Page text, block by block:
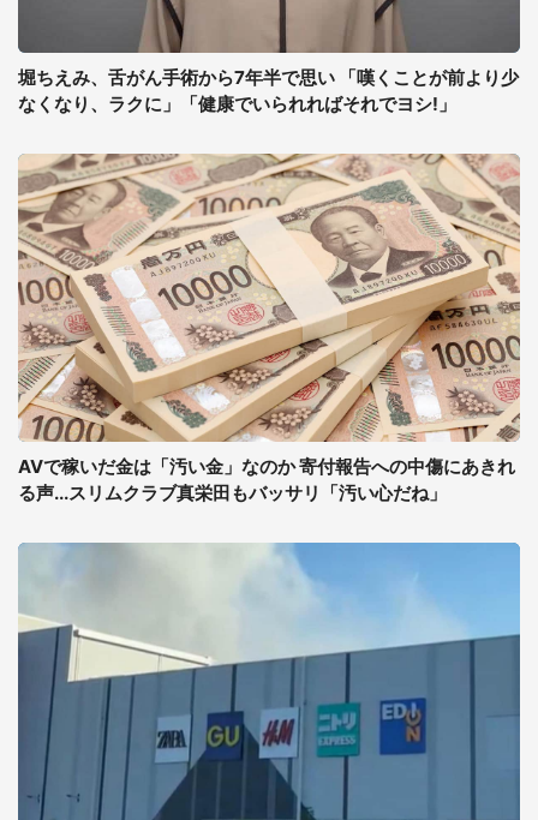
堀ちえみ、舌がん手術から7年半で思い 「嘆くことが前より少
なくなり、ラクに」「健康でいられればそれでヨシ!」
AVで稼いだ金は「汚い金」なのか 寄付報告への中傷にあきれ
る声...スリムクラブ真栄田もバッサリ「汚い心だね」